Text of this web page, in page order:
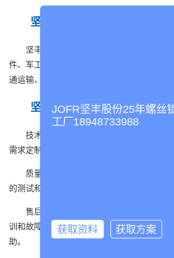
坚丰手持吹气式
坚丰手持吹气式
广泛应用于新能
件、军工、航天航空、家电、医疗器械、建
通运输、3C电子、通讯设备等领域;
坚丰手持吹气式螺丝机的服务
技术支持：坚丰拥有一支高水平的技术
需求定制螺丝供料系统，并提供全方位的技术
质量保证：我们公司注重产品质量，所
的测试和质量控制，确保其稳定可靠。
售后服务：我们提供全面的售后服务，
训和故障排除等，确保客户在使用过程中能
助。
JOFR坚丰股份25年螺丝
工厂18948733988
获取资料 获取方案